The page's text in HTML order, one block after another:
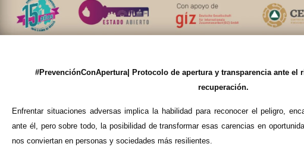
#PrevenciónConApertura| Protocolo de apertura y transparencia ante el
recuperación.
Enfrentar situaciones adversas implica la habilidad para reconocer el peligro,
ante él, pero sobre todo, la posibilidad de transformar esas carencias en
nos conviertan en personas y sociedades más resilientes.